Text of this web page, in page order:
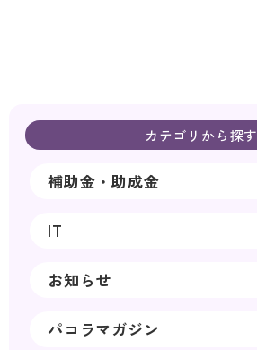
カテゴリから探す
補助金・助成金
IT
お知らせ
パコラマガジン